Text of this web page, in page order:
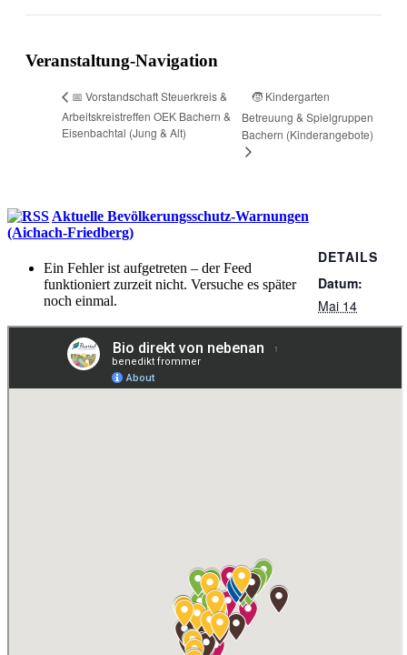
Veranstaltung-Navigation
📅 Vorstandschaft Steuerkreis &
Arbeitskreistreffen OEK Bachern &
Eisenbachtal (Jung & Alt)
🧒 Kindergarten
Betreuung & Spielgruppen
Bachern (Kinderangebote)
DETAILS
Datum:
Mai 14
Aktuelle Bevölkerungsschutz-Warnungen
(Aichach-Friedberg)
Ein Fehler ist aufgetreten – der Feed
funktioniert zurzeit nicht. Versuche es später
noch einmal.